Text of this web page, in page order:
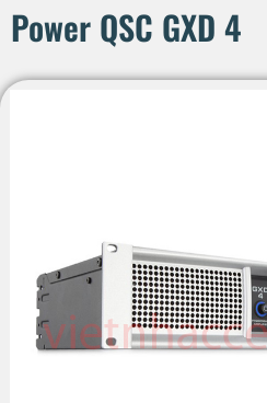
Power QSC GXD 4